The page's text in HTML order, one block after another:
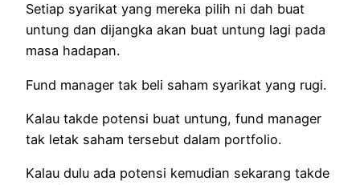
Setiap syarikat yang mereka pilih ni dah buat
untung dan dijangka akan buat untung lagi pada
masa hadapan.
Fund manager tak beli saham syarikat yang rugi.
Kalau takde potensi buat untung, fund manager
tak letak saham tersebut dalam portfolio.
Kalau dulu ada potensi kemudian sekarang takde